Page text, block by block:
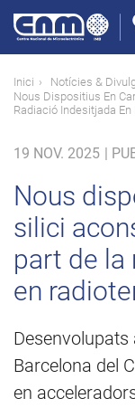
contingut
Fil
d'ariadna
Inici Notícies &
Nous Dispositius En
Radiació Indesitjada En
19 NOV. 2025 |
Nous
silici
part de la
en
Desenvolupats
Barcelona del
en